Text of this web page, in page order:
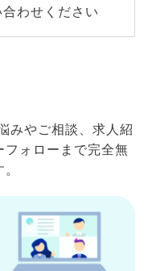
わせください
みやご相談、求人紹
ォローまで完全無